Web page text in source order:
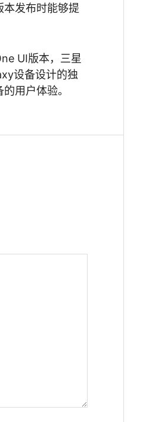
本发布时能够提
UI版本，三星
设备设计的独
用户体验。